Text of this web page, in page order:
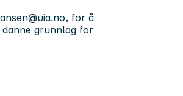
, for å
grunnlag for